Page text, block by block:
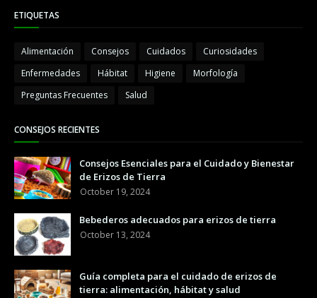
ETIQUETAS
Alimentación Consejos Cuidados
Curiosidades
Enfermedades
Hábitat Higiene
Morfología
Preguntas Frecuentes
Salud
CONSEJOS RECIENTES
Consejos Esenciales para el Cuidado y Bienestar
de Erizos de Tierra
October 19, 2024
Bebederos adecuados para erizos de tierra
October 13, 2024
Guía completa para el cuidado de erizos de
tierra: alimentación, hábitat y salud